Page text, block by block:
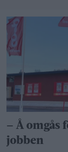
– Å omgås
jobben